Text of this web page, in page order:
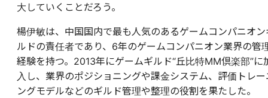
大していくことだろう。
楊伊敏は、中国国内で最も人気のあるゲームコンパニオン
ルドの責任者であり、6年のゲームコンパニオン業界の管
経験を持つ。2013年にゲームギルド“丘比特MM倶楽部”に
入し、業界のポジショニングや課金システム、評価トレー
ングモデルなどのギルド管理や整理の役割を果たした。